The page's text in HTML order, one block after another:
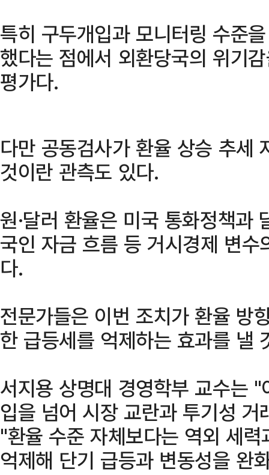
특히 구두개입과 모니터링 수준
했다는 점에서 외환당국의 위기
평가다.
다만 공동검사가 환율 상승 추세
것이란 관측도 있다.
원·달러 환율은 미국 통화정책과
국인 자금 흐름 등 거시경제 변
다.
전문가들은 이번 조치가 환율 방
한 급등세를 억제하는 효과를 낼
서지용 상명대 경영학부 교수는
입을 넘어 시장 교란과 투기성
"환율 수준 자체보다는 역외 세
억제해 단기 급등과 변동성을 완